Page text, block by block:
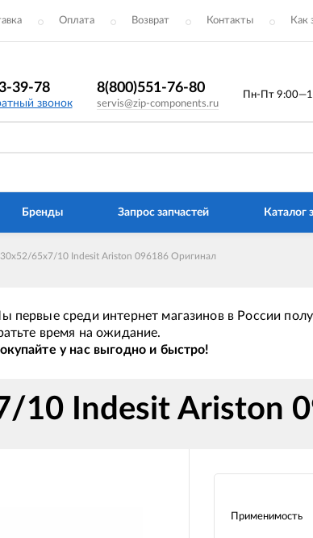
Оплата Возврат Контакты Как
39-78
звонок
8(800)551-76-80
servis@zip-components.ru
Пн-Пт
Бренды Запрос запчастей Каталог
65x7/10 Indesit Ariston 096186 Оригинал
первые среди интернет магазинов в России
время на ожидание.
у нас выгодно и быстро!
10 Indesit Ariston
Применимость